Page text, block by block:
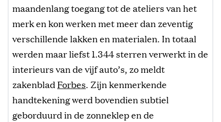
maandenlang toegang tot de ateliers van het
merk en kon werken met meer dan zeventig
verschillende lakken en materialen. In totaal
werden maar liefst 1.344 sterren verwerkt in de
interieurs van de vijf auto’s, zo meldt
zakenbladForbes. Zijn kenmerkende
handtekening werd bovendien subtiel
geborduurd in de zonneklep en de